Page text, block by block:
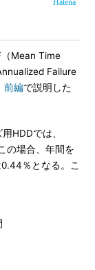
Hatena
Mean Time
Failure
前編で説明した
HDDでは、
の場合、年間を
％となる。こ